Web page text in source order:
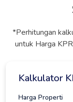
*Perhitungan
untuk Harga
Kalkulator
Harga Properti